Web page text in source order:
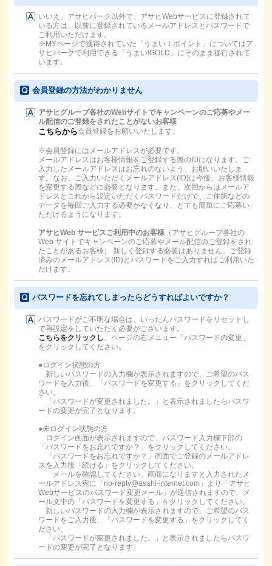
いいえ。アサヒパーク以外で、アサヒWebサービスに登録されて
いる方は、以前に登録されているメールアドレスとパスワードで
ご利用いただけます。
※MYページで獲得されていた「うまい！ポイント」についてはア
サヒパークで利用できる「うまい!GOLD」にそのまま移行されて
います。
会員登録の方法がわかりません
アサヒグループ各社のWebサイトでキャンペーンのご応募やメー
ル配信のご登録をされたことがないお客様
会員登録をお願いいたします。
※会員登録にはメールアドレスが必要です。
メールアドレスはお客様情報をご登録する際のIDになります。ご
入力したメールアドレスはお忘れのないよう、お願いいたしま
す。なお、ご入力いただくメールアドレス(ID)は今後、お客様情報
を変更する際などに必要となります。また、次回からはメールア
ドレスとこれから設定いただくパスワードだけで、ご住所などの
データを毎回ご入力する必要がなくなり、とても簡単にご応募い
ただけるようになります。
アサヒWeb サービスご利用中のお客様 （アサヒグループ各社の
Web サイトでキャンペーンのご応募やメール配信のご登録をされ
たことがあるお客様） 新しく登録する必要はありません。ご登録
済みのメールアドレス(ID)とパスワードをご入力すればご利用いた
だけます。
パスワードを忘れてしまったらどうすればよいですか？
パスワードがご不明な場合は、いったんパスワードをリセットし
て再設定をしていただく必要がございます。
こちらをクリックし
、ページの右メニュー「パスワードの変更」
をクリックしてください。
●ログイン状態の方
新しいパスワードの入力欄が表示されますので、ご希望のパス
ワードを入力後、「パスワードを変更する」をクリックしてくだ
さい。
「パスワードが変更されました。」と表示されましたらパスワ
ードの変更が完了となります。
●未ログイン状態の方
ログイン画面が表示されますので、パスワード入力欄下部の
「パスワードをお忘れですか？」をクリックしてください。
「パスワードをお忘れですか？」画面でご登録のメールアドレ
スを入力後「続ける」をクリックしてください。
「メールを確認してください」画面になりますと入力されたメ
ールアドレス宛に「no-reply@asahi-internet.com」より「アサヒ
Webサービスのパスワード変更メール」が送信されますので、メ
ール文中の「パスワードを変更する」をクリックしてください。
新しいパスワードの入力欄が表示されますので、ご希望のパス
ワードをご入力後、「パスワードを変更する」をクリックしてく
ださい。
「パスワードが変更されました。」と表示されましたらパスワ
ードの変更が完了となります。